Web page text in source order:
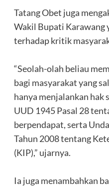
‎Tatang Obet juga
Wakil Bupati Karawang
terhadap kritik
‎“Seolah-olah beliau
bagi masyarakat yang
hanya menjalankan hak
UUD 1945 Pasal 28
berpendapat, serta
Tahun 2008 tentang
(KIP),” ujarnya.
‎Ia juga menambahkan